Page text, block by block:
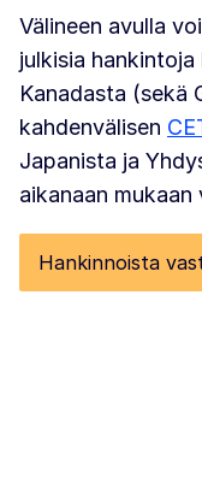
Välineen avulla
julkisia
Kanadasta (sekä
kahdenvälisen
Japanista ja
aikanaan mukaan
Hankinnoista